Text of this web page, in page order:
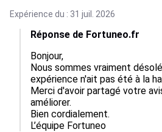
Expérience du : 31 juil. 2026
Réponse de Fortuneo.fr
Bonjour,
Nous sommes vraiment
expérience n'ait pas été à la
Merci d'avoir partagé votre
améliorer.
Bien cordialement.
L’équipe Fortuneo